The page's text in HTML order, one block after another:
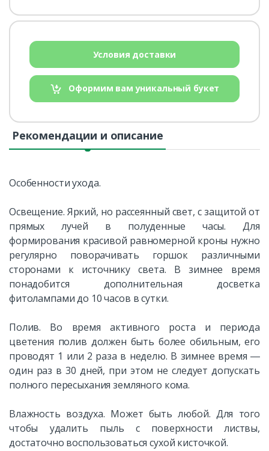
Условия доставки
Оформим вам уникальный букет
Рекомендации и описание
Особенности ухода.
Освещение. Яркий, но рассеянный свет, с защитой от
прямых лучей в полуденные часы. Для
формирования красивой равномерной кроны нужно
регулярно поворачивать горшок различными
сторонами к источнику света. В зимнее время
понадобится дополнительная досветка
фитолампами до 10 часов в сутки.
Полив. Во время активного роста и периода
цветения полив должен быть более обильным, его
проводят 1 или 2 раза в неделю. В зимнее время ―
один раз в 30 дней, при этом не следует допускать
полного пересыхания земляного кома.
Влажность воздуха. Может быть любой. Для того
чтобы удалить пыль с поверхности листвы,
достаточно воспользоваться сухой кисточкой.